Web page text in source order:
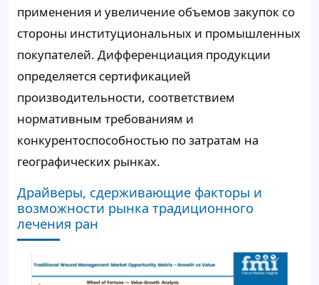
применения и увеличение объемов закупок со
стороны институциональных и промышленных
покупателей. Дифференциация продукции
определяется сертификацией
производительности, соответствием
нормативным требованиям и
конкурентоспособностью по затратам на
географических рынках.
Драйверы, сдерживающие факторы и
возможности рынка традиционного
лечения ран